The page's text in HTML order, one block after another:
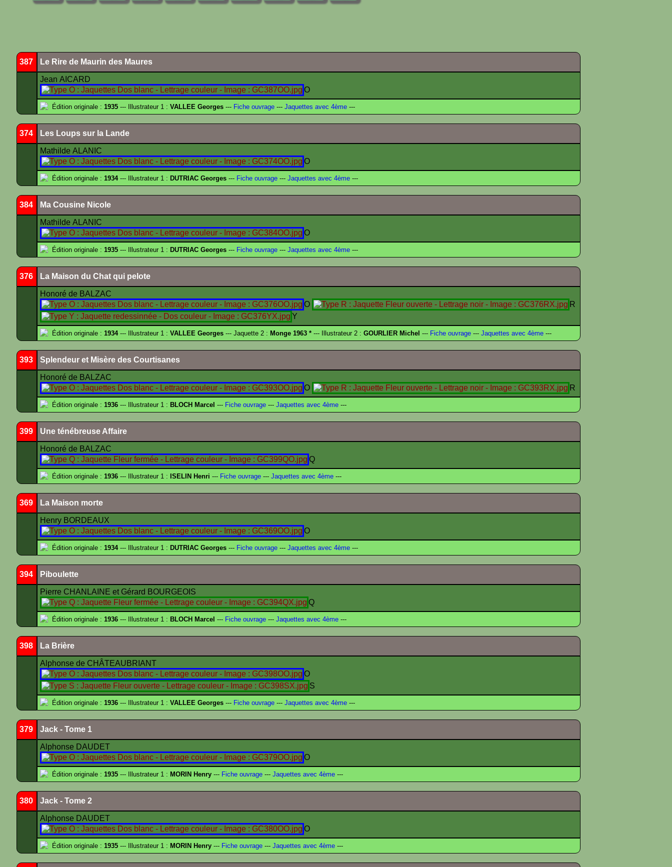
387 Le Rire de Maurin des Maures
Jean AICARD
O
Édition originale : 1935 --- Illustrateur 1 : VALLEE Georges --- Fiche ouvrage --- Jaquettes avec 4ème ---
374 Les Loups sur la Lande
Mathilde ALANIC
O
Édition originale : 1934--- Illustrateur 1 : DUTRIAC Georges --- Fiche ouvrage --- Jaquettes avec 4ème ---
384 Ma Cousine Nicole
Mathilde ALANIC
O
Édition originale : 1935 --- Illustrateur 1 : DUTRIAC Georges --- Fiche ouvrage --- Jaquettes avec 4ème ---
376 La Maison du Chat qui pelote
Honoré de BALZAC
O
R
Y
Édition originale : 1934--- Illustrateur 1 : VALLEE Georges --- Jaquette 2 : Monge 1963 * --- Illustrateur 2 : GOURLIER Michel --- Fiche ouvrage --- Jaquettes avec 4ème ---
393 Splendeur et Misère des Courtisanes
Honoré de BALZAC
O
R
Édition originale : 1936 --- Illustrateur 1 : BLOCH Marcel --- Fiche ouvrage --- Jaquettes avec 4ème ---
399 Une ténébreuse Affaire
Honoré de BALZAC
Q
Édition originale : 1936 --- Illustrateur 1 : ISELIN Henri --- Fiche ouvrage --- Jaquettes avec 4ème ---
369 La Maison morte
Henry BORDEAUX
O
Édition originale : 1934--- Illustrateur 1 : DUTRIAC Georges --- Fiche ouvrage --- Jaquettes avec 4ème ---
394 Piboulette
Pierre CHANLAINE et Gérard BOURGEOIS
Q
Édition originale : 1936 --- Illustrateur 1 : BLOCH Marcel --- Fiche ouvrage --- Jaquettes avec 4ème ---
398 La Brière
Alphonse de CHÂTEAUBRIANT
O
S
Édition originale : 1936 --- Illustrateur 1 : VALLEE Georges --- Fiche ouvrage --- Jaquettes avec 4ème ---
379 Jack - Tome 1
Alphonse DAUDET
O
Édition originale : 1935 --- Illustrateur 1 : MORIN Henry --- Fiche ouvrage --- Jaquettes avec 4ème ---
380 Jack - Tome 2
Alphonse DAUDET
O
Édition originale : 1935 --- Illustrateur 1 : MORIN Henry --- Fiche ouvrage --- Jaquettes avec 4ème ---